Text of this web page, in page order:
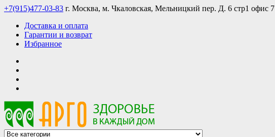
Skip
content
+7(915)477-03-83 г. Москва, м. Чкаловская, Мельницкий пер. Д. 6 стр1 офис 7
Доставка и оплата
Гарантии и возврат
Избранное